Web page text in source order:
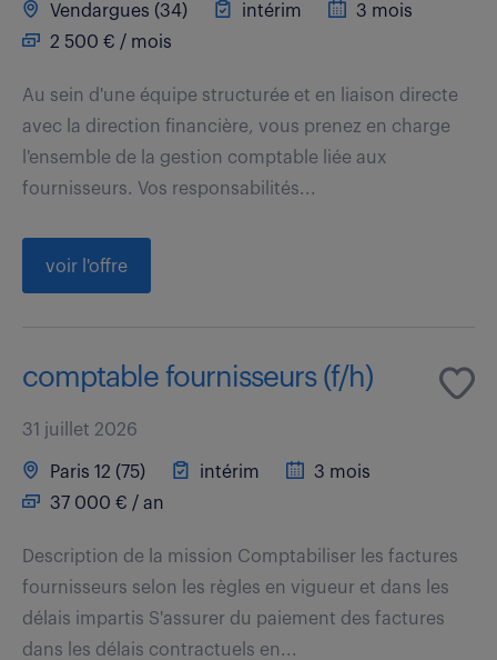
Vendargues (34) intérim
3 mois
2 500 € / mois
Au sein d'une équipe structurée et en liaison directe
avec la direction financière, vous prenez en charge
l'ensemble de la gestion comptable liée aux
fournisseurs. Vos responsabilités...
voir l'offre
comptable fournisseurs (f/h)
31 juillet 2026
Paris 12 (75) intérim
3 mois
37 000 € / an
Description de la mission Comptabiliser les factures
fournisseurs selon les règles en vigueur et dans les
délais impartis S'assurer du paiement des factures
dans les délais contractuels en...